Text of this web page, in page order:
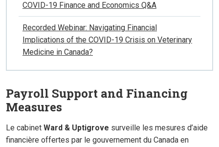
COVID-19 Finance and Economics Q&A
Recorded Webinar: Navigating Financial
Implications of the COVID-19 Crisis on Veterinary
Medicine in Canada?
Payroll Support and Financing
Measures
Le cabinet Ward & Uptigrove surveille les mesures d’aide
financière offertes par le gouvernement du Canada en